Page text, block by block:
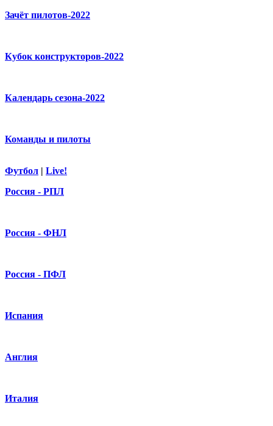
Зачёт пилотов-2022
Кубок конструкторов-2022
Календарь сезона-2022
Команды и пилоты
Футбол | Live!
Россия - РПЛ
Россия - ФНЛ
Россия - ПФЛ
Испания
Англия
Италия